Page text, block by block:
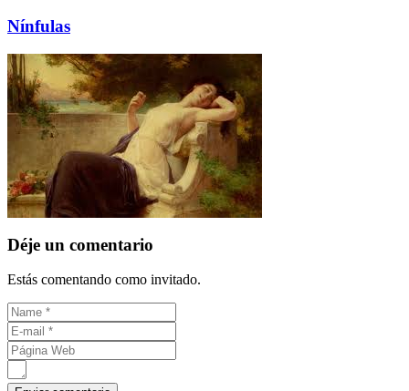
Nínfulas
Déje un comentario
Estás comentando como invitado.